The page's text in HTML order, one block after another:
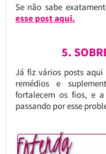
Se não sabe
esse post aqui.
5.
Já fiz vários posts
remédios e
fortalecem os fios, e
passando por esse